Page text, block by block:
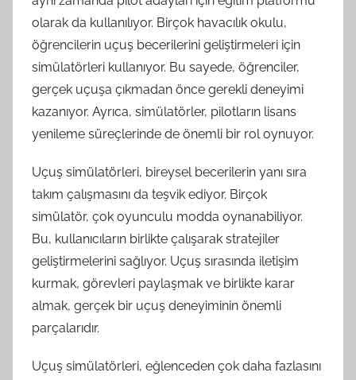
olarak da kullanılıyor. Birçok havacılık okulu,
öğrencilerin uçuş becerilerini geliştirmeleri için
simülatörleri kullanıyor. Bu sayede, öğrenciler,
gerçek uçuşa çıkmadan önce gerekli deneyimi
kazanıyor. Ayrıca, simülatörler, pilotların lisans
yenileme süreçlerinde de önemli bir rol oynuyor.
Uçuş simülatörleri, bireysel becerilerin yanı sıra
takım çalışmasını da teşvik ediyor. Birçok
simülatör, çok oyunculu modda oynanabiliyor.
Bu, kullanıcıların birlikte çalışarak stratejiler
geliştirmelerini sağlıyor. Uçuş sırasında iletişim
kurmak, görevleri paylaşmak ve birlikte karar
almak, gerçek bir uçuş deneyiminin önemli
parçalarıdır.
Uçuş simülatörleri, eğlenceden çok daha fazlasını